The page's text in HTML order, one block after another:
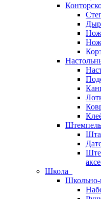
Школа
Школьно-